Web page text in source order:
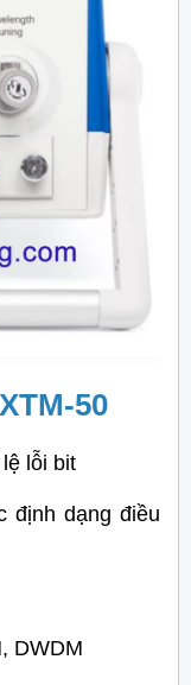
50
lỗi bit
dạng điều
DWDM